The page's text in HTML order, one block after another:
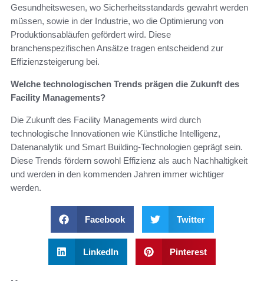
Gesundheitswesen, wo Sicherheitsstandards gewahrt werden
müssen, sowie in der Industrie, wo die Optimierung von
Produktionsabläufen gefördert wird. Diese
branchenspezifischen Ansätze tragen entscheidend zur
Effizienzsteigerung bei.
Welche technologischen Trends prägen die Zukunft des
Facility Managements?
Die Zukunft des Facility Managements wird durch
technologische Innovationen wie Künstliche Intelligenz,
Datenanalytik und Smart Building-Technologien geprägt sein.
Diese Trends fördern sowohl Effizienz als auch Nachhaltigkeit
und werden in den kommenden Jahren immer wichtiger
werden.
Facebook Twitter
LinkedIn Pinterest